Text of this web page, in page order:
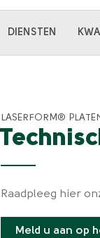
DIENSTEN
LASERFORM®
Raadpleeg hier
Meld u aan op